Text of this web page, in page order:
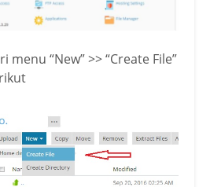
“New” >> “Create File”